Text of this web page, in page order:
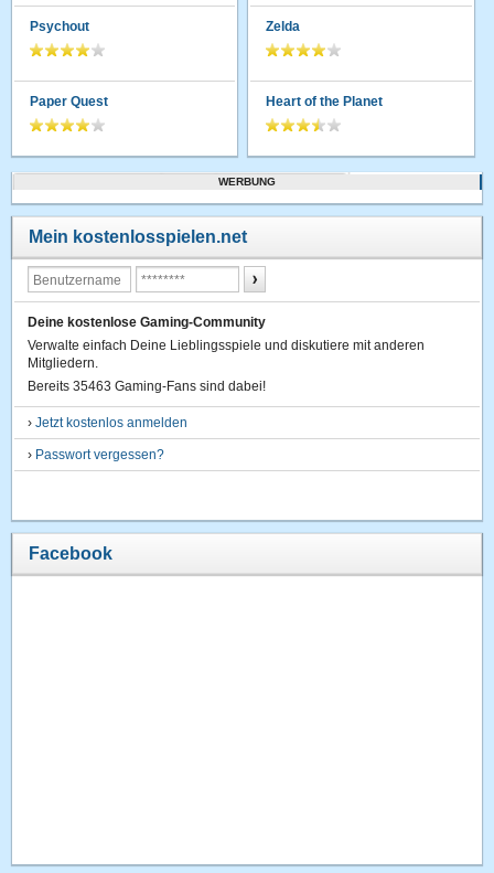
Psychout
Paper Quest
Zelda
Heart of the Planet
WERBUNG
Mein kostenlosspielen.net
Deine kostenlose Gaming-Community
Verwalte einfach Deine Lieblingsspiele und diskutiere mit anderen
Mitgliedern.
Bereits 35463 Gaming-Fans sind dabei!
›Jetzt kostenlos anmelden
› Passwort vergessen?
Facebook